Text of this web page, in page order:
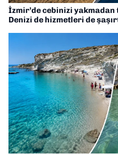
İzmir’de cebinizi
Denizi de hizmetleri de